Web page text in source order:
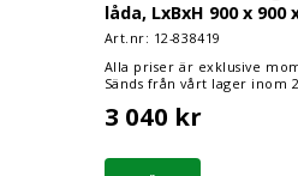
låda, LxBxH 900 x 900
Art.nr: 12-838419
Alla priser är exklusive
Sänds från vårt lager inom
3 040 kr